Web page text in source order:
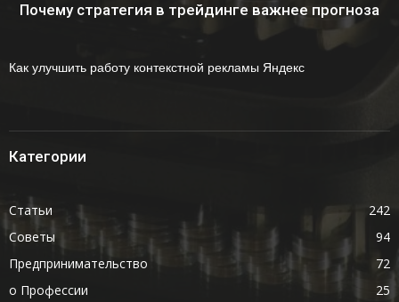
Почему стратегия в трейдинге важнее прогноза
Как улучшить работу контекстной рекламы Яндекс
Категории
Статьи
242
Советы
94
Предпринимательство
72
о Профессии
25